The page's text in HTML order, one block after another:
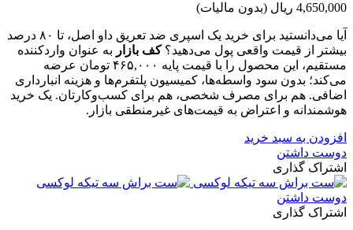
4,650,000 ریال (بدون مالیات)
آیا می‌دانستید برای خرید یک اسپری ضد تعریق داو اصل، تا ۸۰ درصد
بیشتر از قیمت واقعی پول می‌دهید؟کف بازار به عنوان واردکننده
مستقیم، این محصول را با قیمت پایه ۴۶۵,۰۰۰ تومان عرضه
می‌کند؛ بدون سود واسطه‌ها، کمیسیون پلتفرم‌ها و هزینه انبارداری
اضافی. هم برای مصرف شخصی، هم برای کسب‌وکارتان. یک خرید
هوشمندانه و اعتراض به قیمت‌های غیرمنطقی بازار.
افزودن به سبد خرید
دوست داشتن
اشتراک گذاری
دوست داشتن
اشتراک گذاری